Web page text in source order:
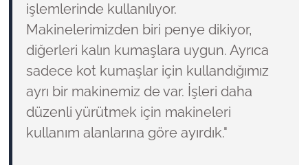
işlemlerinde kullanılıyor.
Makinelerimizden biri penye dikiyor,
diğerleri kalın kumaşlara uygun. Ayrıca
sadece kot kumaşlar için kullandığımız
ayrı bir makinemiz de var. İşleri daha
düzenli yürütmek için makineleri
kullanım alanlarına göre ayırdık."